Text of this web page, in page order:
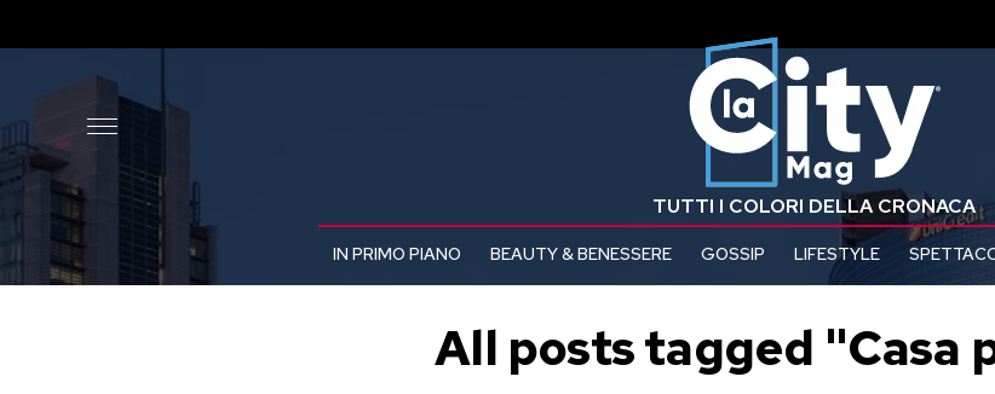
TUTTI I COLORI DELLA CRONACA
IN PRIMO PIANO BEAUTY & BENESSERE GOSSIP LIFESTYLE
All posts tagged "Casa